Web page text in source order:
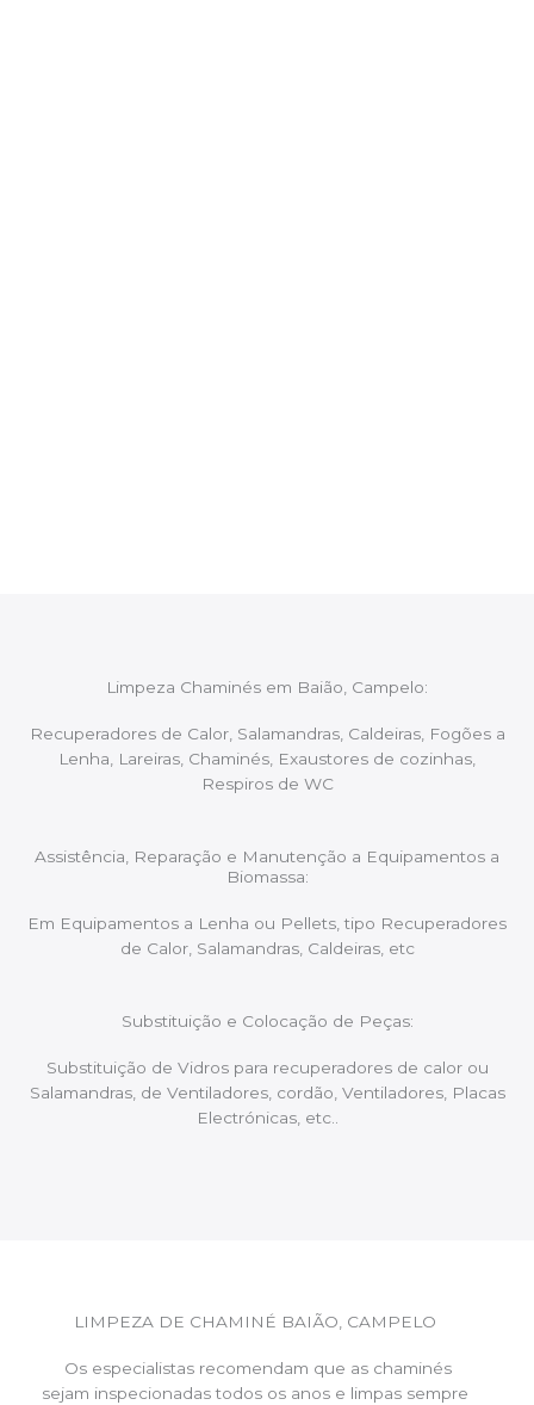
Limpeza Chaminés em Baião, Campelo:
Recuperadores de Calor, Salamandras, Caldeiras, Fogões a
Lenha, Lareiras, Chaminés, Exaustores de cozinhas,
Respiros de WC
Assistência, Reparação e Manutenção a Equipamentos a
Biomassa:
Em Equipamentos a Lenha ou Pellets, tipo Recuperadores
de Calor, Salamandras, Caldeiras, etc
Substituição e Colocação de Peças:
Substituição de Vidros para recuperadores de calor ou
Salamandras, de Ventiladores, cordão, Ventiladores, Placas
Electrónicas, etc..
LIMPEZA DE CHAMINÉ BAIÃO, CAMPELO
Os especialistas recomendam que as chaminés
sejam inspecionadas todos os anos e limpas sempre